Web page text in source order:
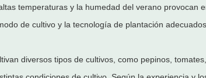
temperaturas y la humedad del verano provocan
de cultivo y la tecnología de plantación
diversos tipos de cultivos, como pepinos,